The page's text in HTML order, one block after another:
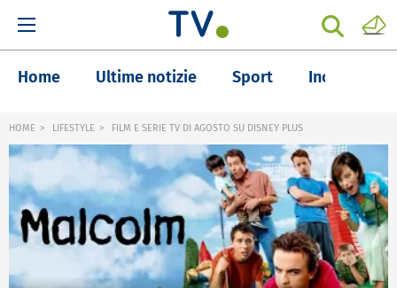
Home Ultime notizie Sport Inchieste
HOME LIFESTYLE FILM E SERIE TV DI AGOSTO SU DISNEY PLUS